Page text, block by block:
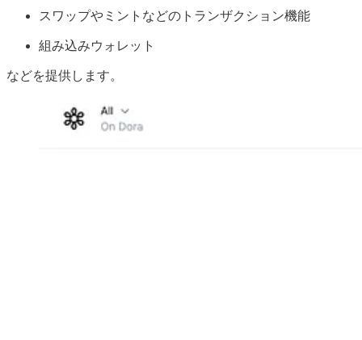
スワップやミントなどのトランザクション機能
組み込みウォレット
などを提供します。